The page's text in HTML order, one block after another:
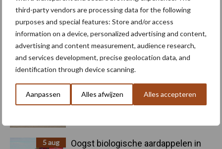
third-party vendors are processing data for the following
purposes and special features: Store and/or access
information on a device, personalized advertising and content,
advertising and content measurement, audience research,
and services development, precise geolocation data, and
identification through device scanning.
Aanpassen Alles afwijzen Alles accepteren
Primaire
Sidebar
Recent nieuws Partner nieuws
6 aug
"Hoge verwachtingen van schijven
voor kouters"
5 aug
Oogst biologische aardappelen in
Toon meer